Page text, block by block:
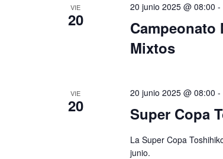
VIE
20
Campeonato
Mixtos
20 junio 2025 @ 08:00 -
VIE
20 Super Copa
20 junio 2025 @ 08:00 -
La Super Copa
junio.